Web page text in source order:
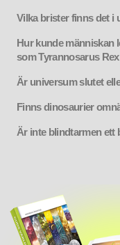
Vilka brister finns det i
Hur kunde människan
som Tyrannosarus
Är universum slutet
Finns dinosaurier
Är inte blindtarmen ett